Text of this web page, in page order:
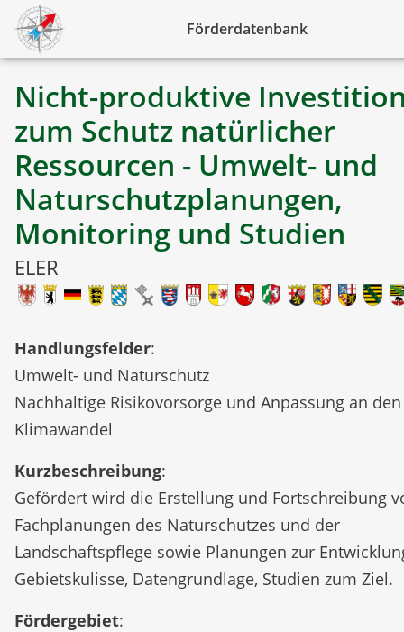
Förderdatenbank
Nicht-produktive
zum Schutz natürlicher
Ressourcen - Umwelt- und
Naturschutzplanungen,
Monitoring und Studien
ELER
Handlungsfelder:
Umwelt- und Naturschutz
Nachhaltige Risikovorsorge und Anpassung an den
Klimawandel
Kurzbeschreibung:
Gefördert wird die Erstellung und Fortschreibung
Fachplanungen des Naturschutzes und der
Landschaftspflege sowie Planungen zur
Gebietskulisse, Datengrundlage, Studien zum Ziel.
Fördergebiet: